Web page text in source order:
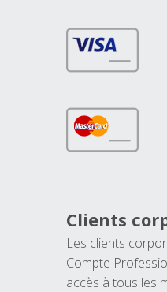
Clients
Les clients
Compte
accès à tous les